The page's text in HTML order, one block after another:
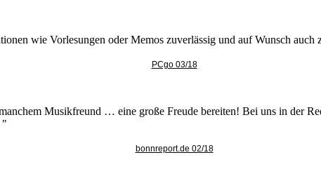
wie Vorlesungen oder Memos zuverlässig und auf Wunsch auch
PCgo 03/18
Musikfreund … eine große Freude bereiten! Bei uns in der
"
bonnreport.de 02/18